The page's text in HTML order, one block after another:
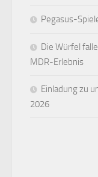
Pegasus-
Die Würfel
MDR-Erlebnis
Einladung zu
2026